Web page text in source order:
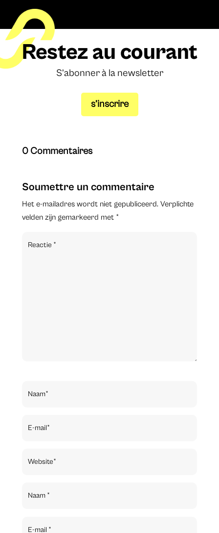
Restez au courant
S’abonner à la newsletter
s’inscrire
0 Commentaires
Soumettre un commentaire
Het e-mailadres wordt niet gepubliceerd. Verplichte
velden zijn gemarkeerd met *